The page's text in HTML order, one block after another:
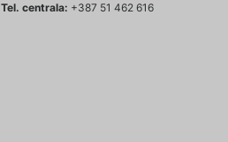
Tel. centrala: +387 51 462 616